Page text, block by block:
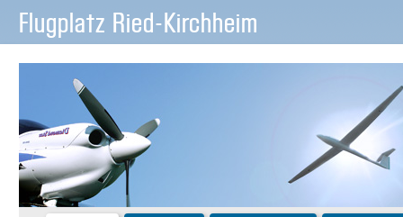
Flugplatz Ried-Kirchheim